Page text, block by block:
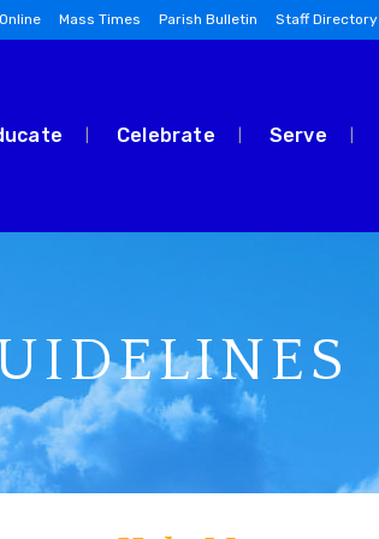
Mass Times Parish Bulletin Staff Directory
Celebrate Serve